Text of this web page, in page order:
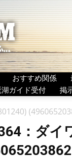
おすすめ関係
湖ガイド受付 掲
：ダイ